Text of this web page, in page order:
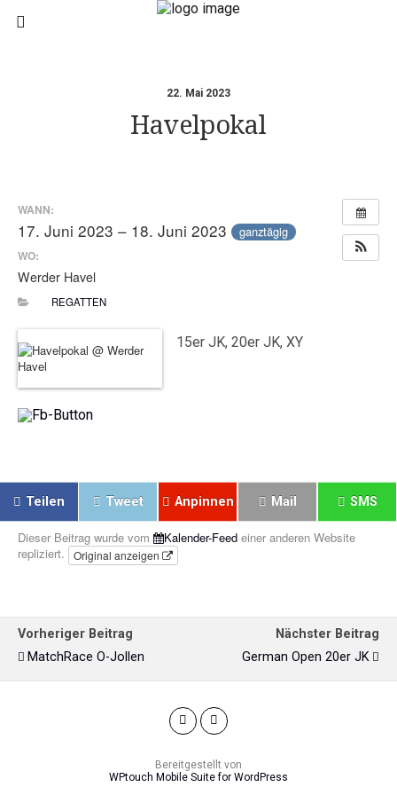
22. Mai 2023
Havelpokal
WANN:
17. Juni 2023 – 18. Juni 2023 ganztägig
WO:
Werder Havel
REGATTEN
15er JK, 20er JK, XY
Teilen Tweet Anpinnen Mail SMS
Dieser Beitrag wurde vom Kalender-Feed einer anderen Website
repliziert.
Original anzeigen
Vorheriger Beitrag
MatchRace O-Jollen
Nächster Beitrag
German Open 20er JK
Bereitgestellt von
WPtouch Mobile Suite for WordPress